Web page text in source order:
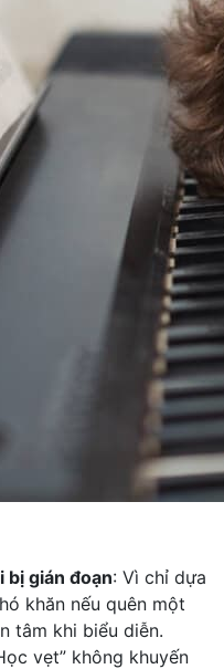
bị gián đoạn: Vì chỉ dựa
khăn nếu quên một
tâm khi biểu diễn.
vẹt” không khuyến